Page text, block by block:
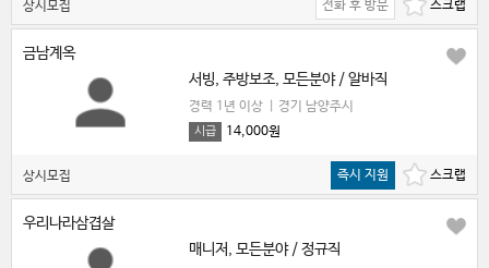
상시모집 전화 후 방문
금남계옥
서빙, 주방보조, 모든분야 / 알바직
경력 1년 이상 경기 남양주시
시급 14,000원
상시모집 즉시 지원
우리나라삼겹살
매니저, 모든분야 / 정규직